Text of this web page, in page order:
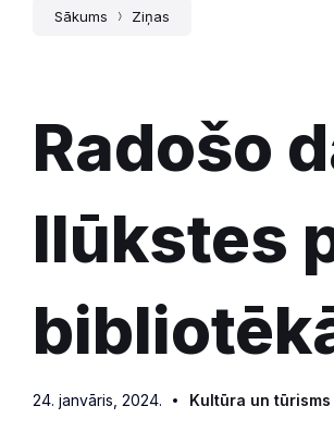
Sākums Ziņas
Radošo
Ilūkstes
24. janvāris, 2024. Kultūra un tūrisms